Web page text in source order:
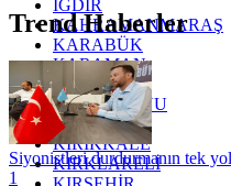
IĞDIR
KAHRAMANMARAŞ
KARABÜK
KARAMAN
KARS
KASTAMONU
KAYSERİ
KIRIKKALE
KIRKLARELİ
Trend Haberler
Siyonistleri durdurmanın tek
1